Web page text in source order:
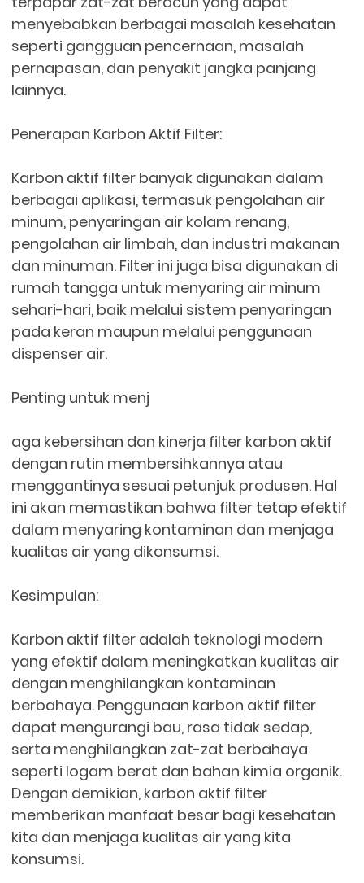
menyebabkan berbagai masalah kesehatan
seperti gangguan pencernaan, masalah
pernapasan, dan penyakit jangka panjang
lainnya.
Penerapan Karbon Aktif Filter:
Karbon aktif filter banyak digunakan dalam
berbagai aplikasi, termasuk pengolahan air
minum, penyaringan air kolam renang,
pengolahan air limbah, dan industri makanan
dan minuman. Filter ini juga bisa digunakan di
rumah tangga untuk menyaring air minum
sehari-hari, baik melalui sistem penyaringan
pada keran maupun melalui penggunaan
dispenser air.
Penting untuk menj
aga kebersihan dan kinerja filter karbon aktif
dengan rutin membersihkannya atau
menggantinya sesuai petunjuk produsen. Hal
ini akan memastikan bahwa filter tetap efektif
dalam menyaring kontaminan dan menjaga
kualitas air yang dikonsumsi.
Kesimpulan:
Karbon aktif filter adalah teknologi modern
yang efektif dalam meningkatkan kualitas air
dengan menghilangkan kontaminan
berbahaya. Penggunaan karbon aktif filter
dapat mengurangi bau, rasa tidak sedap,
serta menghilangkan zat-zat berbahaya
seperti logam berat dan bahan kimia organik.
Dengan demikian, karbon aktif filter
memberikan manfaat besar bagi kesehatan
kita dan menjaga kualitas air yang kita
konsumsi.